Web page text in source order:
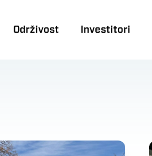
Održivost Investitori